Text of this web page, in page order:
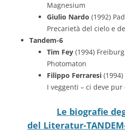
Magnesium
Giulio Nardo (1992)
Precarietà del cielo e
Tandem-6
Tim Fey (1994) Freiburg
Photomaton
Filippo Ferraresi
I veggenti – ci deve pur
Le biografie
del Literatur-